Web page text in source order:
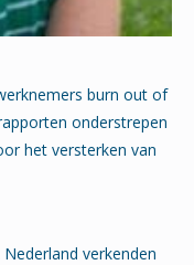
burn out of
onderstrepen
het versterken van
verkenden